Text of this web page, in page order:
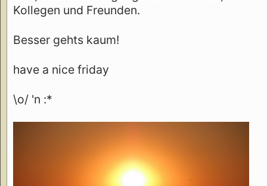
Kollegen und Freunden.
Besser gehts kaum!
have a nice friday
\o/ 'n :*